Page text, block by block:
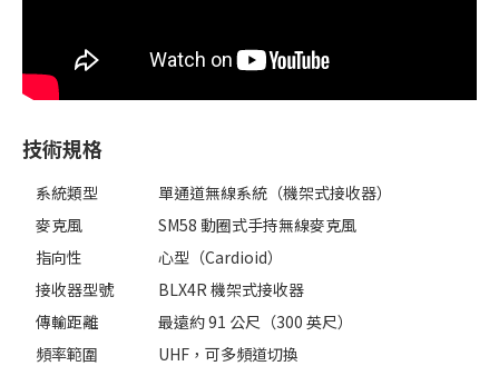
技術規格
系統類型
單通道無線系統（機架式接收器）
麥克風
SM58 動圈式手持無線麥克風
指向性
心型（Cardioid）
接收器型號
BLX4R 機架式接收器
傳輸距離
最遠約 91 公尺（300 英尺）
頻率範圍
UHF，可多頻道切換